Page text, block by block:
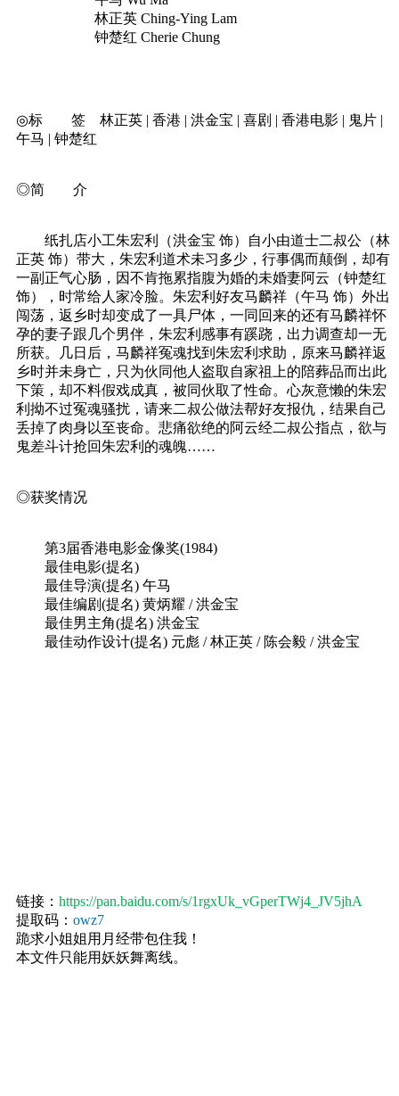
林正英 Ching-Ying Lam
钟楚红 Cherie Chung
◎标 签 林正英 | 香港 | 洪金宝 | 喜剧 | 香港电影 | 鬼片 |
午马 | 钟楚红
◎简 介
纸扎店小工朱宏利（洪金宝 饰）自小由道士二叔公（林
正英 饰）带大，朱宏利道术未习多少，行事偶而颠倒，却有
一副正气心肠，因不肯拖累指腹为婚的未婚妻阿云（钟楚红
饰），时常给人家冷脸。朱宏利好友马麟祥（午马 饰）外出
闯荡，返乡时却变成了一具尸体，一同回来的还有马麟祥怀
孕的妻子跟几个男伴，朱宏利感事有蹊跷，出力调查却一无
所获。几日后，马麟祥冤魂找到朱宏利求助，原来马麟祥返
乡时并未身亡，只为伙同他人盗取自家祖上的陪葬品而出此
下策，却不料假戏成真，被同伙取了性命。心灰意懒的朱宏
利拗不过冤魂骚扰，请来二叔公做法帮好友报仇，结果自己
丢掉了肉身以至丧命。悲痛欲绝的阿云经二叔公指点，欲与
鬼差斗计抢回朱宏利的魂魄……
◎获奖情况
第3届香港电影金像奖(1984)
最佳电影(提名)
最佳导演(提名) 午马
最佳编剧(提名) 黄炳耀 / 洪金宝
最佳男主角(提名) 洪金宝
最佳动作设计(提名) 元彪 / 林正英 / 陈会毅 / 洪金宝
链接： https://pan.baidu.com/s/1rgxUk_vGperTWj4_JV5jhA
提取码： owz7
跪求小姐姐用月经带包住我！
本文件只能用妖妖舞离线。